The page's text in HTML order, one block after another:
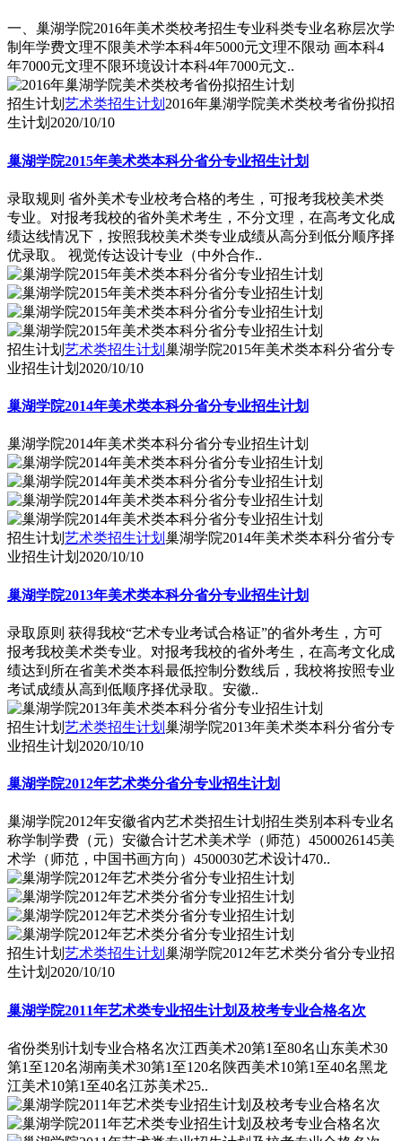
一、巢湖学院2016年美术类校考招生专业科类专业名称层次学
制年学费文理不限美术学本科4年5000元文理不限动 画本科4
年7000元文理不限环境设计本科4年7000元文..
招生计划 艺术类招生计划 2016年巢湖学院美术类校考省份拟招
生计划 2020/10/10
巢湖学院2015年美术类本科分省分专业招生计划
录取规则 省外美术专业校考合格的考生，可报考我校美术类
专业。对报考我校的省外美术考生，不分文理，在高考文化成
绩达线情况下，按照我校美术类专业成绩从高分到低分顺序择
优录取。 视觉传达设计专业（中外合作..
招生计划 艺术类招生计划 巢湖学院2015年美术类本科分省分专
业招生计划 2020/10/10
巢湖学院2014年美术类本科分省分专业招生计划
巢湖学院2014年美术类本科分省分专业招生计划
招生计划 艺术类招生计划 巢湖学院2014年美术类本科分省分专
业招生计划 2020/10/10
巢湖学院2013年美术类本科分省分专业招生计划
录取原则 获得我校“艺术专业考试合格证”的省外考生，方可
报考我校美术类专业。对报考我校的省外考生，在高考文化成
绩达到所在省美术类本科最低控制分数线后，我校将按照专业
考试成绩从高到低顺序择优录取。安徽..
招生计划 艺术类招生计划 巢湖学院2013年美术类本科分省分专
业招生计划 2020/10/10
巢湖学院2012年艺术类分省分专业招生计划
巢湖学院2012年安徽省内艺术类招生计划招生类别本科专业名
称学制学费（元）安徽合计艺术美术学（师范）4500026145美
术学（师范，中国书画方向）4500030艺术设计470..
招生计划 艺术类招生计划 巢湖学院2012年艺术类分省分专业招
生计划 2020/10/10
巢湖学院2011年艺术类专业招生计划及校考专业合格名次
省份类别计划专业合格名次江西美术20第1至80名山东美术30
第1至120名湖南美术30第1至120名陕西美术10第1至40名黑龙
江美术10第1至40名江苏美术25..